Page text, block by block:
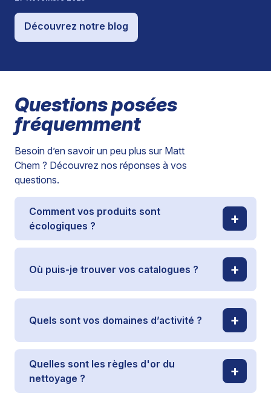
Découvrez notre blog
Questions posées
fréquemment
Besoin d’en savoir un peu plus sur Matt
Chem ? Découvrez nos réponses à vos
questions.
Comment vos produits sont
écologiques ?
Où puis-je trouver vos catalogues ?
Quels sont vos domaines d’activité ?
Quelles sont les règles d'or du
nettoyage ?